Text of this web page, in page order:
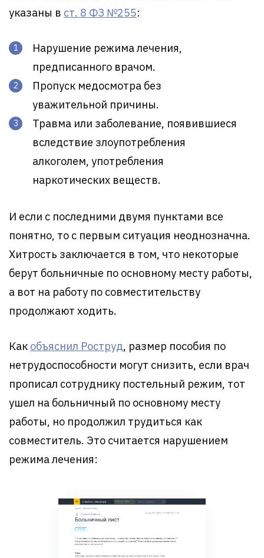
указаны в ст. 8 ФЗ №255:
Нарушение режима лечения,
предписанного врачом.
Пропуск медосмотра без
уважительной причины.
Травма или заболевание, появившиеся
вследствие злоупотребления
алкоголем, употребления
наркотических веществ.
И если с последними двумя пунктами все
понятно, то с первым ситуация неоднозначна.
Хитрость заключается в том, что некоторые
берут больничные по основному месту работы,
а вот на работу по совместительству
продолжают ходить.
Как объяснил Роструд, размер пособия по
нетрудоспособности могут снизить, если врач
прописал сотруднику постельный режим, тот
ушел на больничный по основному месту
работы, но продолжил трудиться как
совместитель. Это считается нарушением
режима лечения: